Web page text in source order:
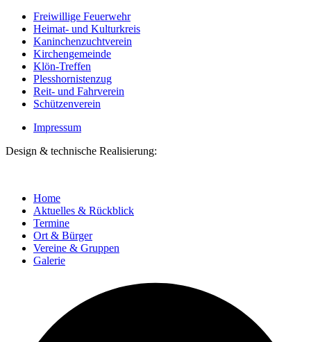
Freiwillige Feuerwehr
Heimat- und Kulturkreis
Kaninchenzuchtverein
Kirchengemeinde
Klön-Treffen
Plesshornistenzug
Reit- und Fahrverein
Schützenverein
Impressum
Design & technische Realisierung:
Home
Aktuelles & Rückblick
Termine
Ort & Bürger
Vereine & Gruppen
Galerie